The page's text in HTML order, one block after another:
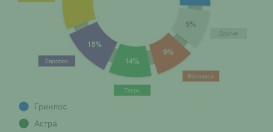
Гринлос
Астра